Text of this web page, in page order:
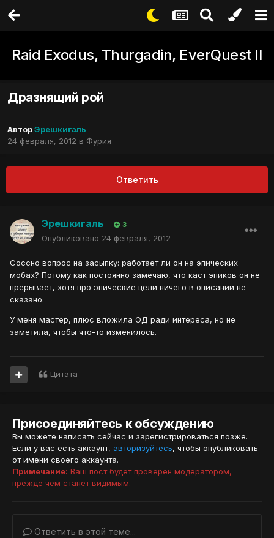
Raid Exodus, Thurgadin, EverQuest II
Дразнящий рой
АвторЭрешкигаль
24 февраля, 2012 в Фурия
Ответить
Эрешкигаль 3
Опубликовано 24 февраля, 2012
Соссно вопрос на засыпку: работает ли он на эпических
мобах? Потому как постоянно замечаю, что каст эпиков он не
прерывает, хотя про эпические цели ничего в описании не
сказано.
У меня мастер, плюс вложила ОД ради интереса, но не
заметила, чтобы что-то изменилось.
Цитата
Присоединяйтесь к обсуждению
Вы можете написать сейчас и зарегистрироваться позже.
Если у вас есть аккаунт, авторизуйтесь, чтобы опубликовать
от имени своего аккаунта.
Примечание: Ваш пост будет проверен модератором,
прежде чем станет видимым.
Ответить в этой теме...